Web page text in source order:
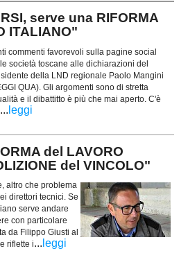
serve una RIFORMA
ITALIANO"
commenti favorevoli sulla pagine social
società toscane alle dichiarazioni del
della LND regionale Paolo Mangini
QUA). Gli argomenti sono di stretta
e il dibattitto è più che mai aperto. C'è
... leggi
del LAVORO
del VINCOLO"
altro che problema
direttori tecnici. Se
serve andare
con particolare
da Filippo Giusti al
riflette i... leggi